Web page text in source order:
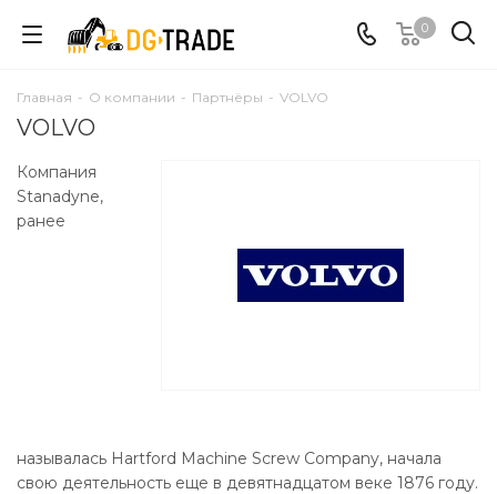
0
Главная - О компании - Партнёры - VOLVO
VOLVO
Компания
Stanadyne,
ранее
называлась Hartford Machine Screw Company, начала
свою деятельность еще в девятнадцатом веке 1876 году.